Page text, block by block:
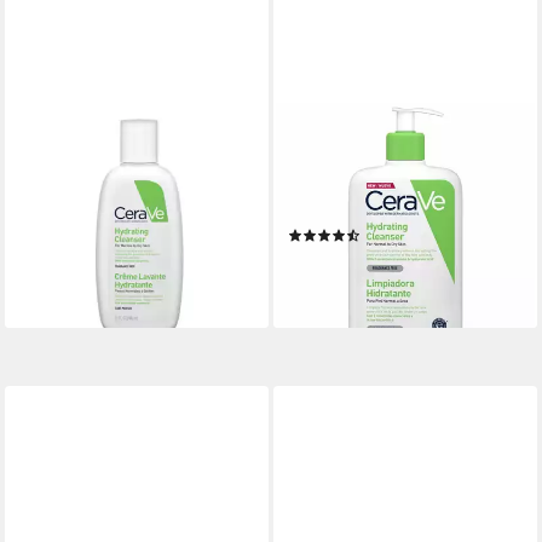
ab 11,99 €
lieferbar - in 3-4 Werktagen bei dir
Hydrating Cleanser
Reinigungsmilch
(3)
(50,23 €/ 1 l)
lieferbar - in 3-4 Werktagen bei dir